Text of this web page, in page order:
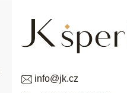
info@jk.cz